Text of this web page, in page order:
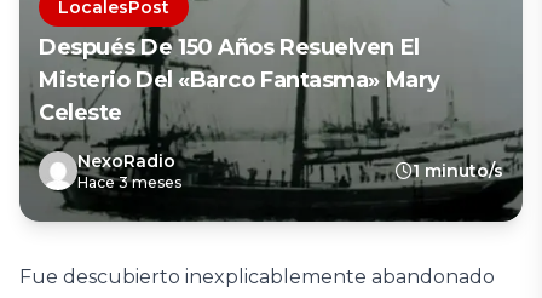
LocalesPost
Después De 150 Años Resuelven El
Misterio Del «barco Fantasma» Mary
Celeste
NexoRadio
Hace 3 meses
1 minuto/s
Fue descubierto inexplicablemente abandonado